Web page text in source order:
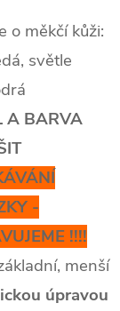
o měkčí kůži:
světle
A BARVA
-
!!!!
menší
úpravou